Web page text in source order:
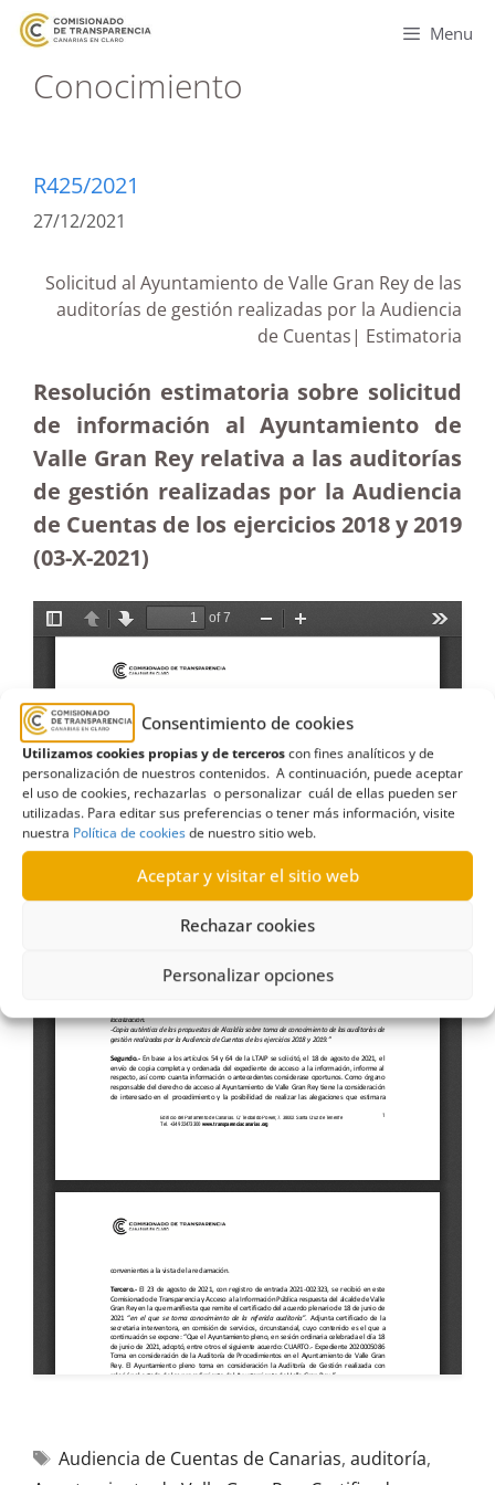
Consentimiento de cookies
Utilizamos cookies propias y de terceroscon fines analíticos y de
personalización de nuestros contenidos. A continuación, puede aceptar
el uso de cookies, rechazarlas o personalizar cuál de ellas pueden ser
utilizadas. Para editar sus preferencias o tener más información, visite
nuestra Política de cookiesde nuestro sitio web.
Aceptar y visitar el sitio web
Rechazar cookies
Personalizar opciones
Menu
Conocimiento
R425/2021
27/12/2021
Solicitud al Ayuntamiento de Valle Gran Rey de las
auditorías de gestión realizadas por la Audiencia
de Cuentas| Estimatoria
Resolución estimatoria sobre solicitud
de información al Ayuntamiento de
Valle Gran Rey relativa a las auditorías
de gestión realizadas por la Audiencia
de Cuentas de los ejercicios 2018 y 2019
(03-X-2021)
Audiencia de Cuentas de Canarias, auditoría,